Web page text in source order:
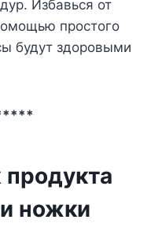
Избавься от
простого
будут здоровыми
ножки